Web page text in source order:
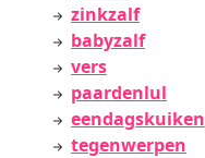
zinkzalf
babyzalf
vers
paardenlul
eendagskuiken
tegenwerpen